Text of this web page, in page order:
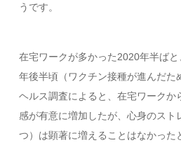
うです。
在宅ワークが多かった2020年半ば
年後半頃（ワクチン接種が進んだた
ヘルス調査によると、在宅ワークか
感が有意に増加したが、心身のスト
つ）は顕著に増えることはなかった